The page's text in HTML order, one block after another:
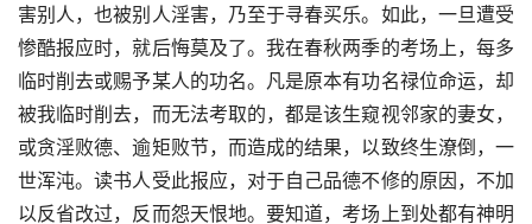
害别人，也被别人淫害，乃至于寻春买乐。如此，一旦遭受
惨酷报应时，就后悔莫及了。我在春秋两季的考场上，每多
临时削去或赐予某人的功名。凡是原本有功名禄位命运，却
被我临时削去，而无法考取的，都是该生窥视邻家的妻女，
或贪淫败德、逾矩败节，而造成的结果，以致终生潦倒，一
世浑沌。读书人受此报应，对于自己品德不修的原因，不加
以反省改过，反而怨天恨地。要知道，考场上到处都有神明